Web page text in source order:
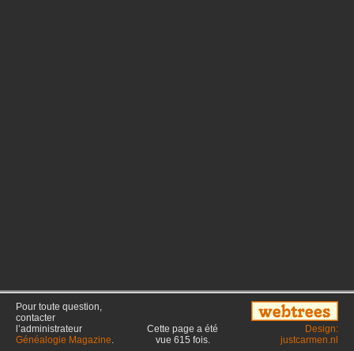
Pour toute question,
contacter
l’administrateur
Généalogie Magazine.
Cette page a été
vue 615 fois.
Design:
justcarmen.nl